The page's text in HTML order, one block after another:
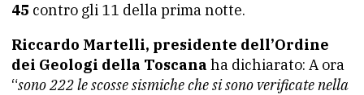
45 contro gli 11 della prima notte.
Riccardo Martelli, presidente dell’Ordine
dei Geologi della Toscana ha dichiarato: A ora
“sono 222 le scosse sismiche che si sono verificate nella